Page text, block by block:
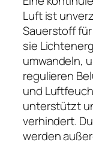
Luft ist
Sauerstoff
sie
umwandeln,
regulieren
und
unterstützt
verhindert.
werden